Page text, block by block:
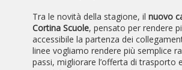
Tra le novità della stagione, il nuovo
Cortina Scuole, pensato per rendere
accessibile la partenza dei
linee vogliamo rendere più semplice
passi, migliorare l’offerta di trasporto